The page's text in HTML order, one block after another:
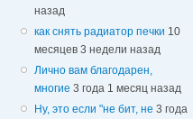
назад
как снять радиатор печки 10
месяцев 3 недели назад
Лично вам благодарен,
многие 3 года 1 месяц назад
Ну, это если "не бит, не 3 года